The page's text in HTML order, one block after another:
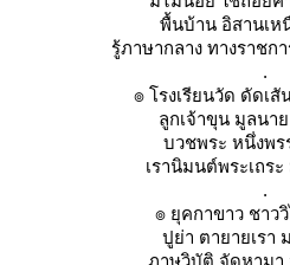
พื้นบ้าน อิสานเห
รู้ภาษากลาง ทางราชก
.
๏ โรงเรียนวัด ดัดเ
ลูกเจ้าขุน มูลนา
บวชพระ หนึ่งพ
เรานิมนต์พระเถร
.
๏ ยุคกาขาว ชาว
ปูย่า ตายายเรา
ภาษวิบัติ จัดหามา